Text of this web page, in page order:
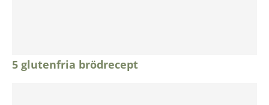
5 glutenfria brödrecept